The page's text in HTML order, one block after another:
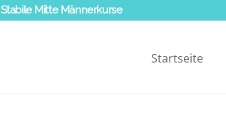
Stabile Mitte Männerkurse
Startseite